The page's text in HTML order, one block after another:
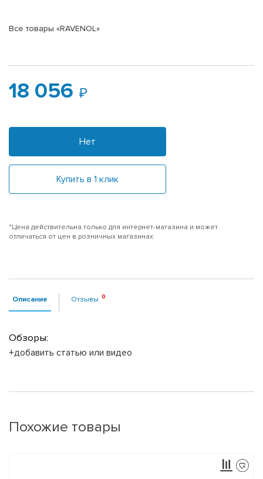
Все товары «RAVENOL»
18 056
Нет
Купить в 1 клик
*Цена действительна только для интернет-магазина и может
отличаться от цен в розничных магазинах
Описание Отзывы
Обзоры:
+добавить статью или видео
Похожие товары